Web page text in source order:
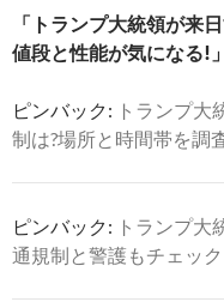
シ
ョ
ン
「トランプ大統領が来
値段と性能が気になる!
ピンバック: トランプ大
制は?場所と時間帯を
ピンバック: トランプ大
通規制と警護もチェッ